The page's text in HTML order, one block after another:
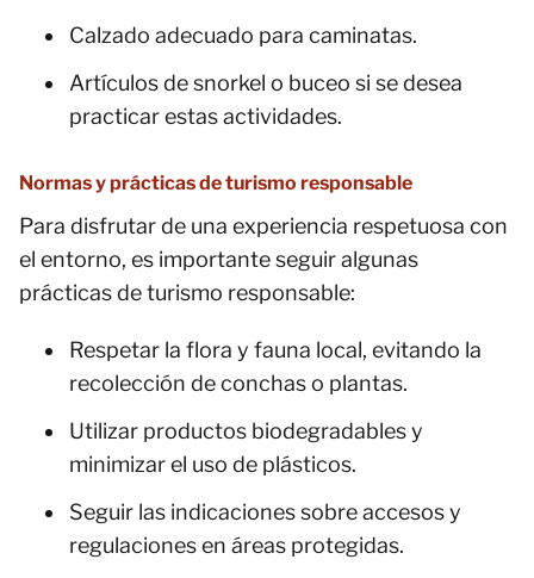
Calzado adecuado para caminatas.
Artículos de snorkel o buceo si se desea
practicar estas actividades.
Normas y prácticas de turismo responsable
Para disfrutar de una experiencia respetuosa con
el entorno, es importante seguir algunas
prácticas de turismo responsable:
Respetar la flora y fauna local, evitando la
recolección de conchas o plantas.
Utilizar productos biodegradables y
minimizar el uso de plásticos.
Seguir las indicaciones sobre accesos y
regulaciones en áreas protegidas.